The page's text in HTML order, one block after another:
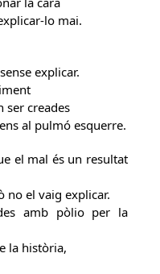
lo mai.
explicar.
ser creades
al pulmó esquerre.
el mal és un resultat
no el vaig explicar.
amb pòlio per la
la història,